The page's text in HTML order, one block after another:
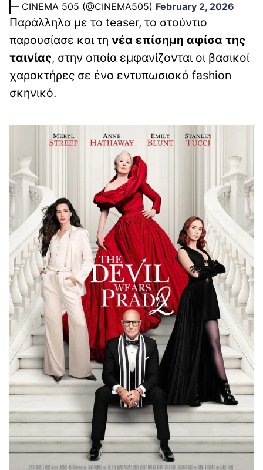
— CINEMA 505 (@CINEMA505) February 2, 2026
Παράλληλα με το teaser, το στούντιο
παρουσίασε και τη νέα επίσημη αφίσα της
ταινίας, στην οποία εμφανίζονται οι βασικοί
χαρακτήρες σε ένα εντυπωσιακό fashion
σκηνικό.